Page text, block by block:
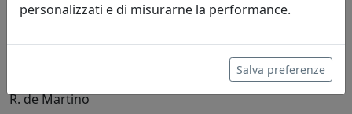
R. de Martino
personalizzati e di misurarne la performance.
Salva preferenze